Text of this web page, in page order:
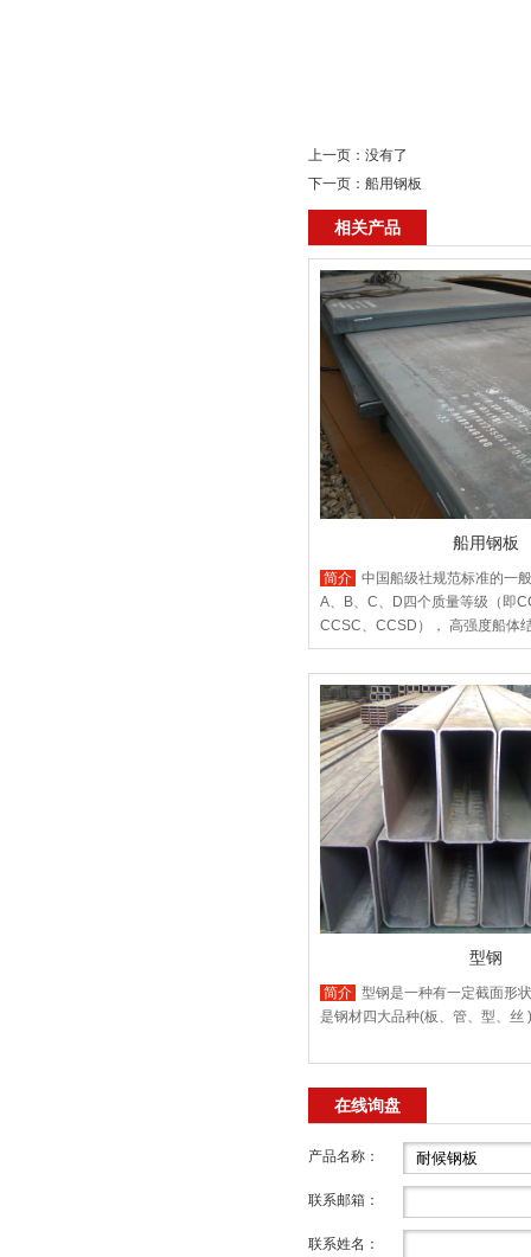
上一页：没有了
下一页： 船用钢板
相关产品
船用钢板
简介 中国船级社规范标准的一
A、B、C、D四个质量等级（即
CCSC、CCSD）， ‌高强度船体
DH32、EH32、AH36、DH36、
的ABS标准，BV 标准， LR 标准
型钢
简介 型钢是一种有一定截面形
是钢材四大品种(板、管、型、丝
在线询盘
产品名称：
联系邮箱：
联系姓名：